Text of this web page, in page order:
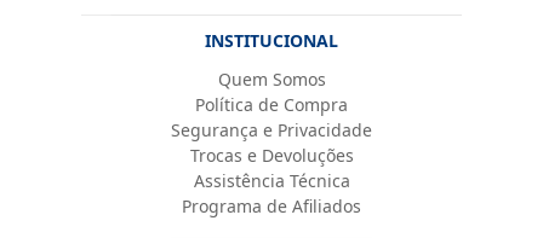
INSTITUCIONAL
Quem Somos
Política de Compra
Segurança e Privacidade
Trocas e Devoluções
Assistência Técnica
Programa de Afiliados